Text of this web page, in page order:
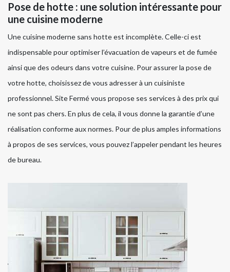
Pose de hotte : une solution intéressante pour
une cuisine moderne
Une cuisine moderne sans hotte est incomplète. Celle-ci est
indispensable pour optimiser l’évacuation de vapeurs et de fumée
ainsi que des odeurs dans votre cuisine. Pour assurer la pose de
votre hotte, choisissez de vous adresser à un cuisiniste
professionnel. Site Fermé vous propose ses services à des prix qui
ne sont pas chers. En plus de cela, il vous donne la garantie d’une
réalisation conforme aux normes. Pour de plus amples informations
à propos de ses services, vous pouvez l’appeler pendant les heures
de bureau.